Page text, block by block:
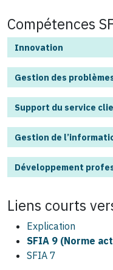
Compétences
Innovation
Gestion des
Support du service
Gestion de
Développement
Liens courts
Explication
SFIA 9 (Norme
SFIA 7